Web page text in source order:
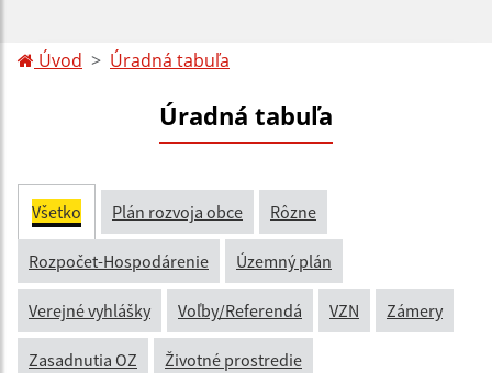
Úvod Úradná tabuľa
Úradná tabuľa
Všetko Plán rozvoja obce Rôzne
Rozpočet-Hospodárenie Územný plán
Verejné vyhlášky Voľby/Referendá VZN Zámery
Zasadnutia OZ Životné prostredie